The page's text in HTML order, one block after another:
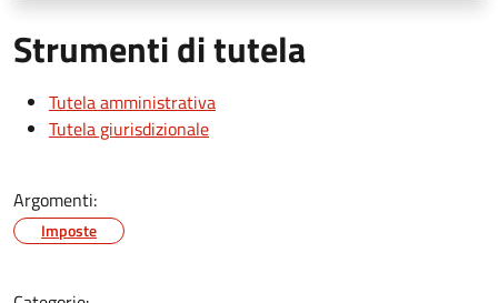
Strumenti di tutela
Tutela amministrativa
Tutela giurisdizionale
Argomenti:
Imposte